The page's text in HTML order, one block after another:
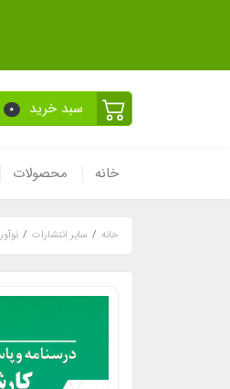
سبد خرید 0
خانه محصولات
خانه سایر انتشارات نوآور